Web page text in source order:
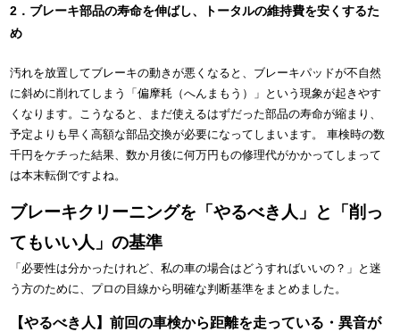
2．ブレーキ部品の寿命を伸ばし、トータルの維持費を安くするた
め
汚れを放置してブレーキの動きが悪くなると、ブレーキパッドが不自然
に斜めに削れてしまう「偏摩耗（へんまもう）」という現象が起きやす
くなります。こうなると、まだ使えるはずだった部品の寿命が縮まり、
予定よりも早く高額な部品交換が必要になってしまいます。 車検時の数
千円をケチった結果、数か月後に何万円もの修理代がかかってしまって
は本末転倒ですよね。
ブレーキクリーニングを「やるべき人」と「削っ
てもいい人」の基準
「必要性は分かったけれど、私の車の場合はどうすればいいの？」と迷
う方のために、プロの目線から明確な判断基準をまとめました。
【やるべき人】前回の車検から距離を走っている・異音が